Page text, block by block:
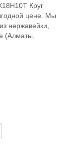
Круг
цене. Мы
нержавейки,
(Алматы,